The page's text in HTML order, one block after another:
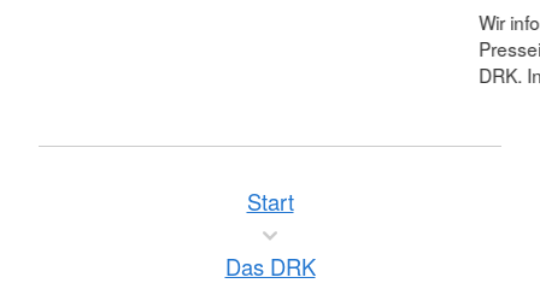
Wir
DRK.
Start
Das DRK